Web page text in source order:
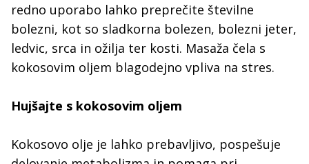
redno uporabo lahko preprečite številne
bolezni, kot so sladkorna bolezen, bolezni jeter,
ledvic, srca in ožilja ter kosti. Masaža čela s
kokosovim oljem blagodejno vpliva na stres.
Hujšajte s kokosovim oljem
Kokosovo olje je lahko prebavljivo, pospešuje